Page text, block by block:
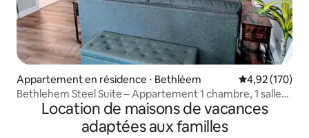
Appartement en résidence ⋅ Bethléem Évaluation
4,92 (170)
Bethlehem Steel Suite – Appartement 1 chambre, 1 salle
de bainLocation de maisons de vacances
adaptées aux familles